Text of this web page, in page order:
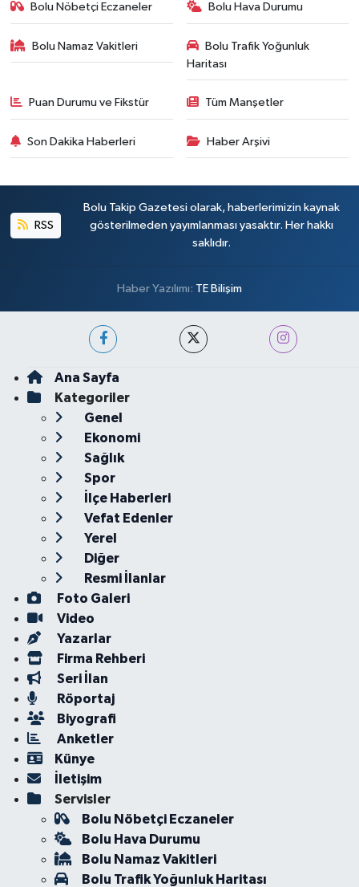
Bolu Nöbetçi Eczaneler Bolu Hava Durumu
Bolu Namaz Vakitleri
Bolu Trafik Yoğunluk
Haritası
Puan Durumu ve Fikstür Tüm Manşetler
Son Dakika Haberleri Haber Arşivi
RSS
Bolu Takip Gazetesi olarak, haberlerimizin kaynak
gösterilmeden yayımlanması yasaktır. Her hakkı
saklıdır.
Haber Yazılımı: TE Bilişim
Ana Sayfa
Kategoriler
Genel
Ekonomi
Sağlık
Spor
İlçe Haberleri
Vefat Edenler
Yerel
Diğer
Resmi İlanlar
Foto Galeri
Video
Yazarlar
Firma Rehberi
Seri İlan
Röportaj
Biyografi
Anketler
Künye
İletişim
Servisler
Bolu Nöbetçi Eczaneler
Bolu Hava Durumu
Bolu Namaz Vakitleri
Bolu Trafik Yoğunluk Haritası